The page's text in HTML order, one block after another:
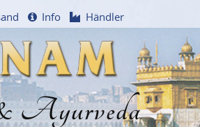
Ayurveda
Info Händler